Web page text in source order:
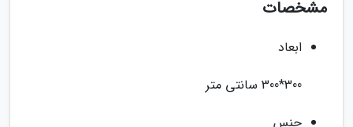
مشخصات
ابعاد
300*300 سانتی متر
جنس